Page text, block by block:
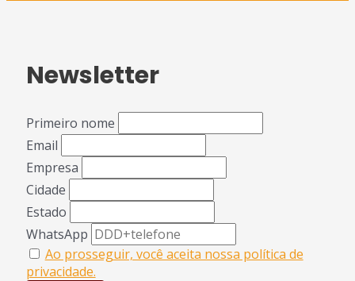
Newsletter
Primeiro nome
Email
Empresa
Cidade
Estado
WhatsApp
Ao prosseguir, você aceita nossa política de
privacidade.